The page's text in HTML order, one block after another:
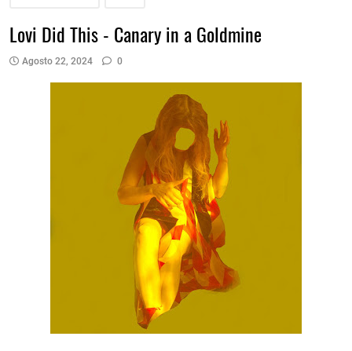
Lovi Did This - Canary in a Goldmine
Agosto 22, 2024 0